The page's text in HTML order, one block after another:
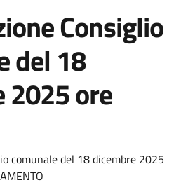
Consiglio
del 18
2025 ore
notizia
comunale del 18 dicembre 2025